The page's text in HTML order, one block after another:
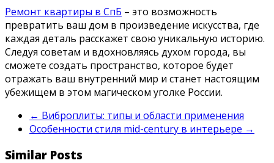
Ремонт квартиры в СпБ – это возможность
превратить ваш дом в произведение искусства, где
каждая деталь расскажет свою уникальную историю.
Следуя советам и вдохновляясь духом города, вы
сможете создать пространство, которое будет
отражать ваш внутренний мир и станет настоящим
убежищем в этом магическом уголке России.
← Виброплиты: типы и области применения
Особенности стиля mid-century в интерьере →
Similar Posts